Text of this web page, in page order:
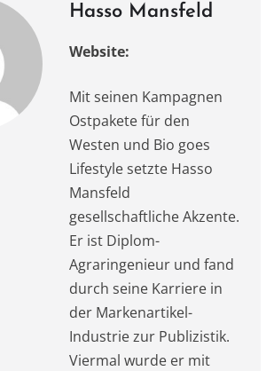
Hasso Mansfeld
Website:
Mit seinen Kampagnen
Ostpakete für den
Westen und Bio goes
Lifestyle setzte Hasso
Mansfeld
gesellschaftliche Akzente.
Er ist Diplom-
Agraringenieur und fand
durch seine Karriere in
der Markenartikel-
Industrie zur Publizistik.
Viermal wurde er mit